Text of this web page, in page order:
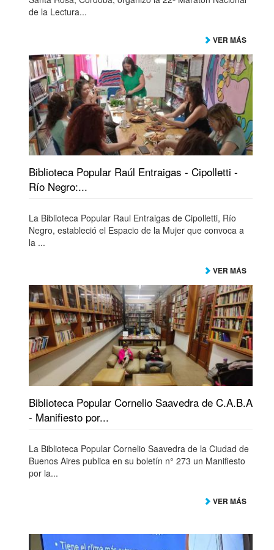
de la Lectura...
VER MÁS
Biblioteca Popular Raúl Entraigas - Cipolletti -
Río Negro:...
La Biblioteca Popular Raul Entraigas de Cipolletti, Río
Negro, estableció el Espacio de la Mujer que convoca a
la ...
VER MÁS
Biblioteca Popular Cornelio Saavedra de C.A.B.A
- Manifiesto por...
La Biblioteca Popular Cornelio Saavedra de la Ciudad de
Buenos Aires publica en su boletín n° 273 un Manifiesto
por la...
VER MÁS